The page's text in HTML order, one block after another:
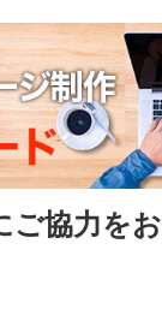
ご協力を